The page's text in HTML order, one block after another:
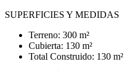
SUPERFICIES Y MEDIDAS
Terreno: 300 m²
Cubierta: 130 m²
Total Construido: 130 m²